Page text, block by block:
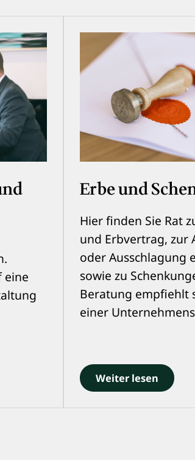
eine
Erbe und
Hier finden Sie Rat
und Erbvertrag, zur
oder Ausschlagung
sowie zu
Beratung empfiehlt
einer
Weiter lesen